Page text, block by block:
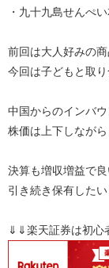
・九十九島せんぺ
前回は大人好みの商
今回は子どもと取
中国からのインバ
株価は上下しなが
決算も増収増益で良
引き続き保有した
⇓⇓楽天証券は初心